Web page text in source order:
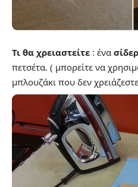
Τι θα χρειαστείτε : ένα
πετσέτα. ( μπορείτε να
μπλουζάκι που δεν